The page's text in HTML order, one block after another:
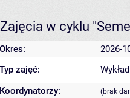
Zajęcia w cyklu
Okres:
2026-
Typ zajęć:
Koordynatorzy:
(brak